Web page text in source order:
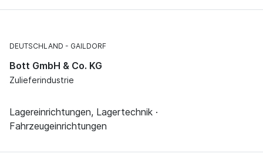
DEUTSCHLAND GAILDORF
Bott GmbH & Co. KG
Zulieferindustrie
Lagereinrichtungen, Lagertechnik ·
Fahrzeugeinrichtungen